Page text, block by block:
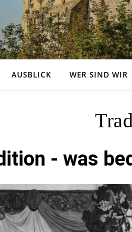
AUSBLICK WER SIND WIR
- was